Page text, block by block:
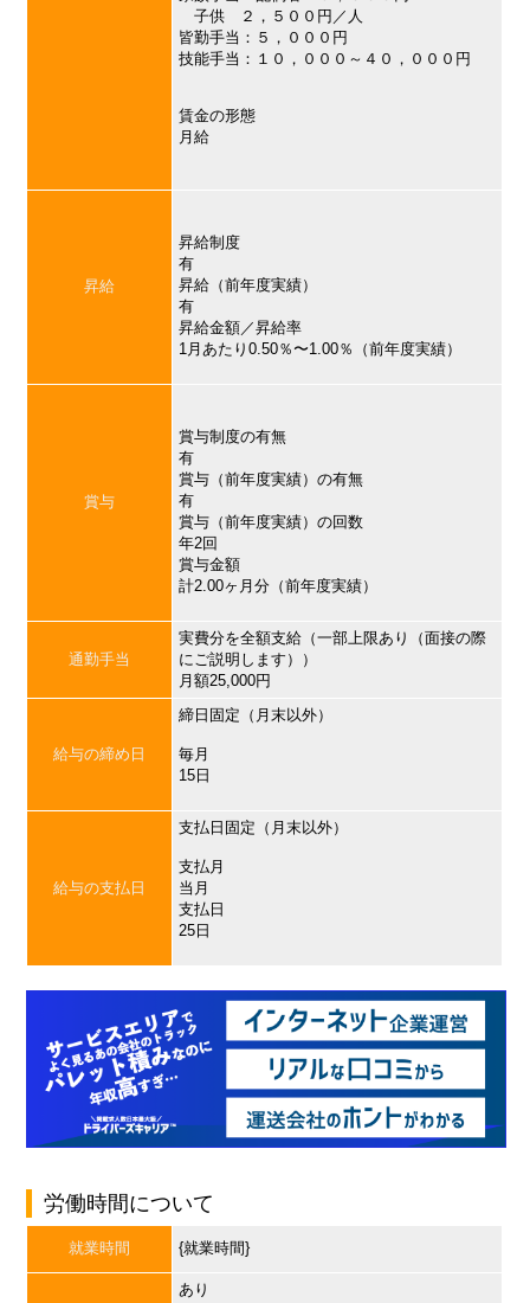
子供 ２，５００円／人
皆勤手当：５，０００円
技能手当：１０，０００～４０，０００円
賃金の形態
月給
昇給
昇給制度
有
昇給（前年度実績）
有
昇給金額／昇給率
1月あたり0.50％〜1.00％（前年度実績）
賞与
賞与制度の有無
有
賞与（前年度実績）の有無
有
賞与（前年度実績）の回数
年2回
賞与金額
計2.00ヶ月分（前年度実績）
通勤手当
実費分を全額支給（一部上限あり（面接の際
にご説明します））
月額25,000円
給与の締め日
締日固定（月末以外）
毎月
15日
給与の支払日
支払日固定（月末以外）
支払月
当月
支払日
25日
労働時間について
就業時間 {就業時間}
あり